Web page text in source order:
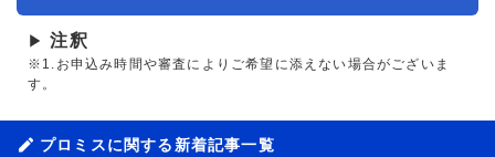
▶ 注釈
※1.お申込み時間や審査によりご希望に添えない場合がございま
す。
プロミスに関する新着記事一覧